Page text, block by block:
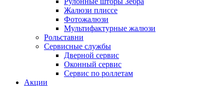
Жалюзи плиссе
Фотожалюзи
Мультифактурные жалюзи
Рольставни
Сервисные службы
Дверной сервис
Оконный сервис
Сервис по роллетам
Акции